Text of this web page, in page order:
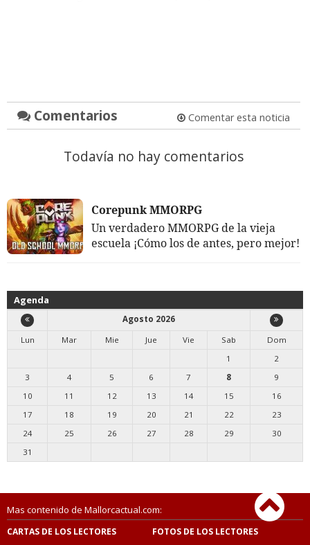
Comentarios Comentar esta noticia
Todavía no hay comentarios
Corepunk MMORPG
Un verdadero MMORPG de la vieja
escuela ¡Cómo los de antes, pero mejor!
Agenda
Agosto 2026
Lun
Mar Mie Jue Vie Sab
Dom
1
2
3
4 5 6 7 8
9
10
11 12 13 14 15
16
17
18 19 20 21 22
23
24
25 26 27 28 29
30
31
Mas contenido de Mallorcactual.com:
CARTAS DE LOS LECTORES
FOTOS DE LOS LECTORES